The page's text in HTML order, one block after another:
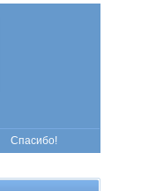
Спасибо!